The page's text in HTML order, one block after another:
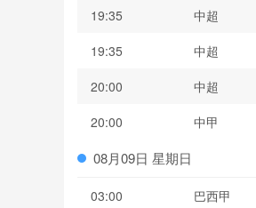
19:35
中超
19:35
中超
20:00
中超
20:00
中甲
08月09日 星期日
03:00 巴西甲